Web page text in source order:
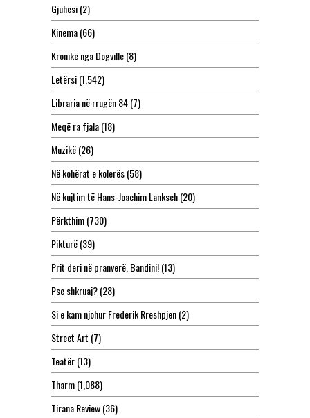
Gjuhësi(2)
Kinema(66)
Kronikë nga Dogville(8)
Letërsi(1,542)
Libraria në rrugën 84(7)
Meqë ra fjala(18)
Muzikë(26)
Në kohërat e kolerës(58)
Në kujtim të Hans-Joachim Lanksch(20)
Përkthim(730)
Pikturë(39)
Prit deri në pranverë, Bandini!(13)
Pse shkruaj?(28)
Si e kam njohur Frederik Rreshpjen(2)
Street Art (7)
Teatër(13)
Tharm(1,088)
Tirana Review(36)